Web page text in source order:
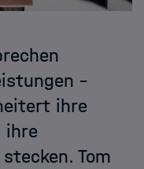
–
ihre
ihre
Tom